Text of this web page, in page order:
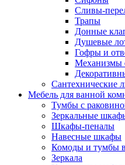
Сливы-
Трапы
Донные
Душевые
Гофры и
Механизмы
Сантехнические
Мебель для ванной
Тумбы с
Зеркальные
Шкафы-пеналы
Навесные шкафы
Комоды и тумбы
Зеркала